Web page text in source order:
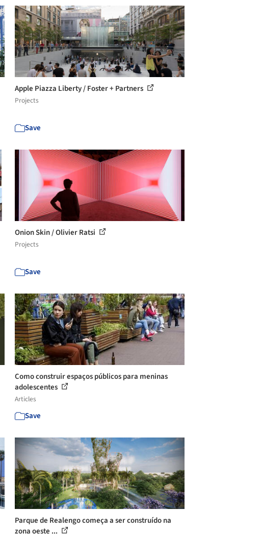
Apple Piazza Liberty / Foster + Partners
Projects
Save
Onion Skin / Olivier Ratsi
Projects
Save
Como construir espaços públicos para meninas
adolescentes
Articles
Save
Parque de Realengo começa a ser construído na
zona oeste ...